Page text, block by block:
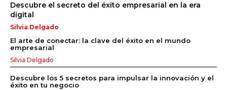
Descubre el secreto del éxito empresarial en la era
digital
Silvia Delgado
El arte de conectar: la clave del éxito en el mundo
empresarial
Silvia Delgado
Descubre los 5 secretos para impulsar la innovación y el
éxito en tu negocio